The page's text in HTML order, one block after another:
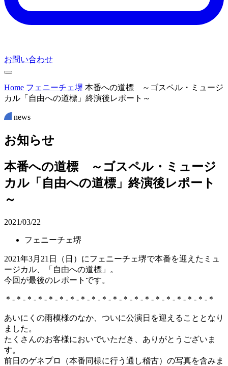
お問い合わせ
Home フェニーチェ堺 本番への道標 ～ゴスペル・ミュージ
カル「自由への道標」終演後レポート～
news
お知らせ
本番への道標 ～ゴスペル・ミュージ
カル「自由への道標」終演後レポート
～
2021/03/22
フェニーチェ堺
2021年3月21日（日）にフェニーチェ堺で本番を迎えたミュ
ージカル、「自由への道標」。
今回が最後のレポートです。
＊-＊-＊-＊-＊-＊-＊-＊-＊-＊-＊-＊-＊-＊-＊-＊-＊-＊-＊-＊
あいにくの雨模様のなか、ついに公演日を迎えることとなり
ました。
たくさんのお客様においでいただき、ありがとうございま
す。
前日のゲネプロ（本番同様に行う通し稽古）の写真を含みま